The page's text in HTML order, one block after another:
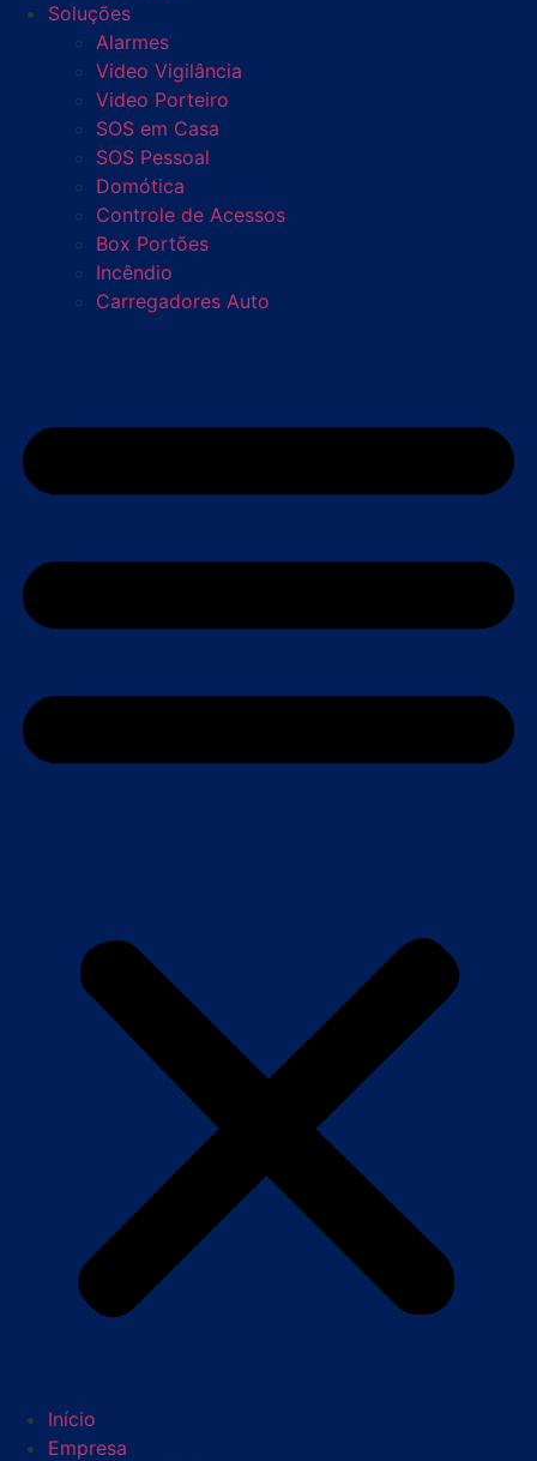
Soluções
Alarmes
Video Vigilância
Video Porteiro
SOS em Casa
SOS Pessoal
Domótica
Controle de Acessos
Box Portões
Incêndio
Carregadores Auto
Início
Empresa